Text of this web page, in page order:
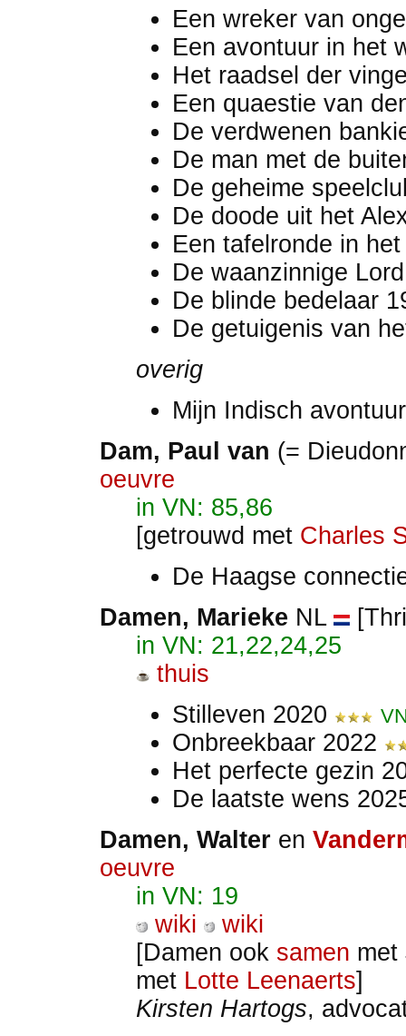
Een wreker van
Een avontuur in het
Het raadsel der
Een quaestie van
De verdwenen
De man met de
De geheime
De doode uit het
Een tafelronde in
De waanzinnige
De blinde bedelaar
De getuigenis van
overig
Mijn Indisch
Dam, Paul van (=
oeuvre
in VN: 85,86
[getrouwd met Charles
De Haagse
Damen, Marieke NL
in VN: 21,22,24,25
thuis
Stilleven 2020
Onbreekbaar 2022
Het perfecte gezin
De laatste wens
Damen, Walter en
oeuvre
in VN: 19
wiki
wiki
[Damen ook samen met
met Lotte Leenaerts]
Kirsten Hartogs,